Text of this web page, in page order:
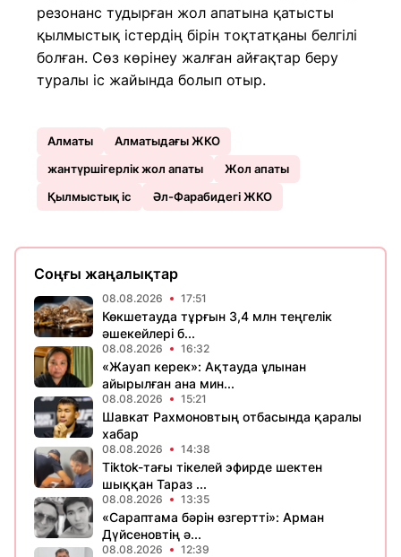
резонанс тудырған жол апатына қатысты
қылмыстық істердің бірін тоқтатқаны белгілі
болған. Сөз көрінеу жалған айғақтар беру
туралы іс жайында болып отыр.
Алматы
Алматыдағы ЖКО
жантүршігерлік жол апаты
Жол апаты
Қылмыстық іс
Әл-Фарабидегі ЖКО
Соңғы жаңалықтар
08.08.2026 17:51
Көкшетауда тұрғын 3,4 млн теңгелік
әшекейлері б...
08.08.2026 16:32
«Жауап керек»: Ақтауда ұлынан
айырылған ана мин...
08.08.2026 15:21
Шавкат Рахмоновтың отбасында қаралы
хабар
08.08.2026 14:38
Tiktok-тағы тікелей эфирде шектен
шыққан Тараз ...
08.08.2026 13:35
«Сараптама бәрін өзгертті»: Арман
Дүйсеновтің ә...
08.08.2026 12:39